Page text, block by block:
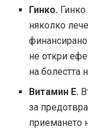
Гинко.
няколко
не откри
на болестта
Витамин Е.
за
приемането